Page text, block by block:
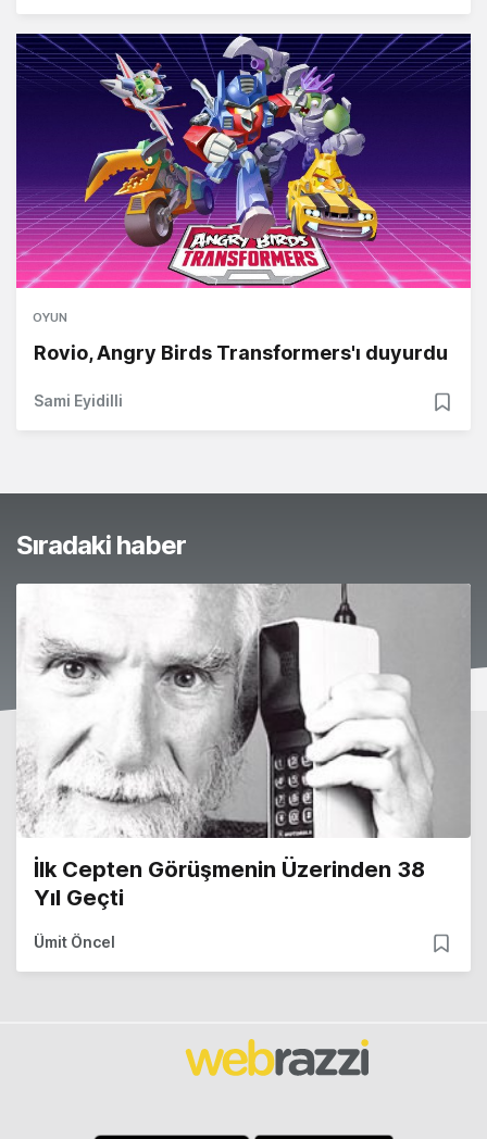
OYUN
Rovio, Angry Birds Transformers'ı duyurdu
Sami Eyidilli
Sıradaki haber
İlk Cepten Görüşmenin Üzerinden 38
Yıl Geçti
Ümit Öncel